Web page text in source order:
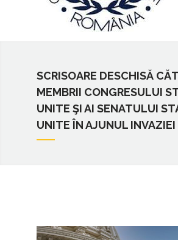
SCRISOARE DESCHISĂ
MEMBRII CONGRESULUI
UNITE ŞI AI SENATULUI
UNITE ÎN AJUNUL INVAZIEI